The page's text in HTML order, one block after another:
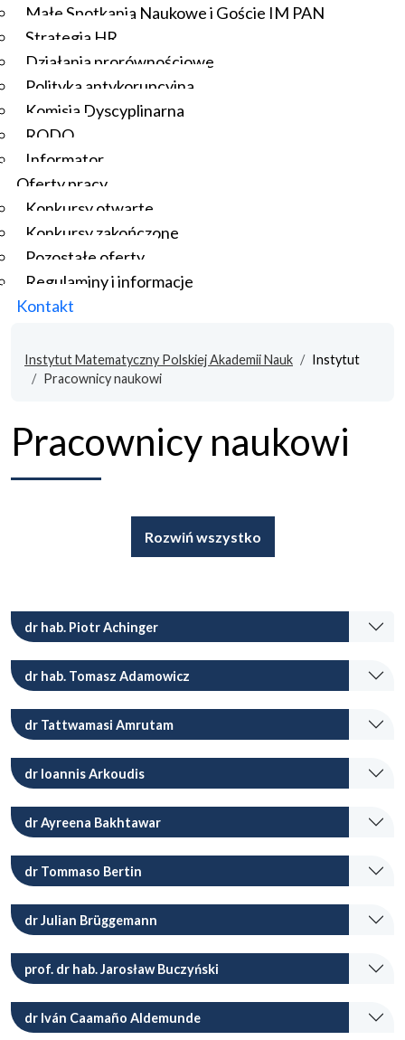
Małe Spotkania Naukowe i Goście IM PAN
Strategia HR
Działania prorównościowe
Polityka antykorupcyjna
Komisja Dyscyplinarna
RODO
Informator
Oferty pracy
Konkursy otwarte
Konkursy zakończone
Pozostałe oferty
Regulaminy i informacje
Kontakt
Instytut Matematyczny Polskiej Akademii Nauk
Instytut
Pracownicy naukowi
Pracownicy naukowi
Rozwiń wszystko
dr hab. Piotr Achinger
dr hab. Tomasz Adamowicz
dr Tattwamasi Amrutam
dr Ioannis Arkoudis
dr Ayreena Bakhtawar
dr Tommaso Bertin
dr Julian Brüggemann
prof. dr hab. Jarosław Buczyński
dr Iván Caamaño Aldemunde